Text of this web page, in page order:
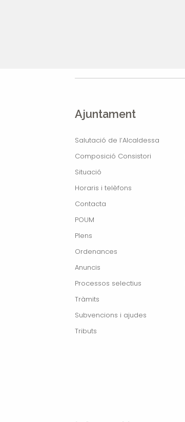
Ajuntament
Salutació de l’Alcaldessa
Composició Consistori
Situació
Horaris i telèfons
Contacta
POUM
Plens
Ordenances
Anuncis
Processos selectius
Tràmits
Subvencions i ajudes
Tributs